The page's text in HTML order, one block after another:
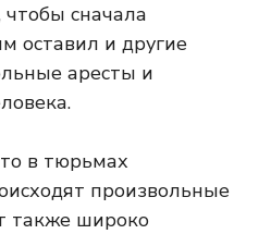
чтобы сначала
оставил и другие
аресты и
в тюрьмах
произвольные
также широко